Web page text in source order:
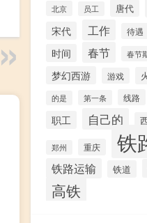
北京 员工 唐代
宋代 工作 待遇
时间 春节 春节
梦幻西游 游戏
的是 第一条 线路
职工
自己的
郑州 重庆 铁
铁路运输 铁道
高铁